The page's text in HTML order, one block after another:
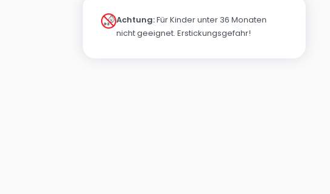
Achtung:Für Kinder unter 36 Monaten
nicht geeignet. Erstickungsgefahr!